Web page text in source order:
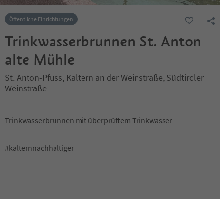
Öffentliche Einrichtungen
Trinkwasserbrunnen St. Anton
alte Mühle
St. Anton-Pfuss, Kaltern an der Weinstraße, Südtiroler
Weinstraße
Trinkwasserbrunnen mit überprüftem Trinkwasser
#kalternnachhaltiger